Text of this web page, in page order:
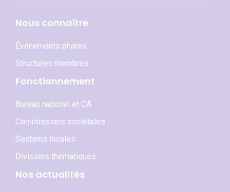
Nous connaître
Événements phares
Structures membres
Fonctionnement
Bureau national et CA
Commissions sociétales
Sections locales
Divisions thématiques
Nos actualités